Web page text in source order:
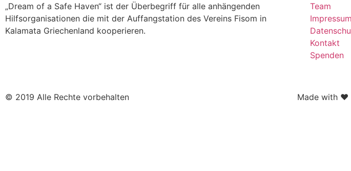
„Dream of a Safe Haven“ ist der Überbegriff für alle anhängenden
Hilfsorganisationen die mit der Auffangstation des Vereins Fisom in
Kalamata Griechenland kooperieren.
Team
Impressum
Kontakt
Spenden
© 2019 Alle Rechte vorbehalten Made with ❤